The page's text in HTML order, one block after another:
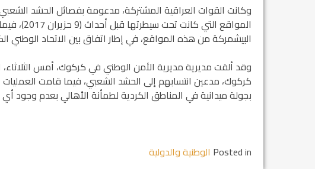
وكانت القوات العراقية المشتركة، مدعومة بفصائل الحشد
المواقع
البيشمركة من هذه المواقع، في إطار اتفاق بين الاتحاد الوطني
وقد ألقت مديرية مديرية الأمن الوطني في كركوك، أمس
كركوك، مدعين انتسابهم إلى الحشد الشعبي، فيما قامت
بجولة ميدانية في المناطق الكردية لطمأنة الأهالي بعدم وجود
Posted in الوطنية والدولية